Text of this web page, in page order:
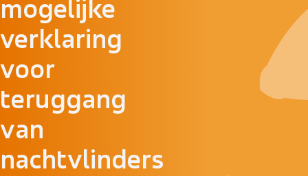
mogelijke
verklaring
voor
teruggang
van
nachtvlinders